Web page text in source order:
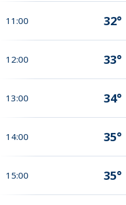
11:00 32°
12:00 33°
13:00 34°
14:00 35°
15:00 35°